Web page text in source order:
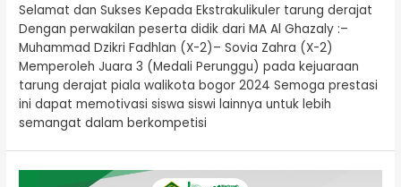
Selamat dan Sukses Kepada Ekstrakulikuler tarung derajat
Dengan perwakilan peserta didik dari MA Al Ghazaly :–
Muhammad Dzikri Fadhlan (X-2)– Sovia Zahra (X-2)
Memperoleh Juara 3 (Medali Perunggu) pada kejuaraan
tarung derajat piala walikota bogor 2024 Semoga prestasi
ini dapat memotivasi siswa siswi lainnya untuk lebih
semangat dalam berkompetisi